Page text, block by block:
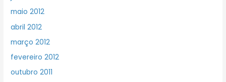
maio 2012
abril 2012
março 2012
fevereiro 2012
outubro 2011